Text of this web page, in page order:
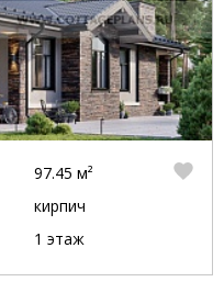
97.45 м²
кирпич
1 этаж